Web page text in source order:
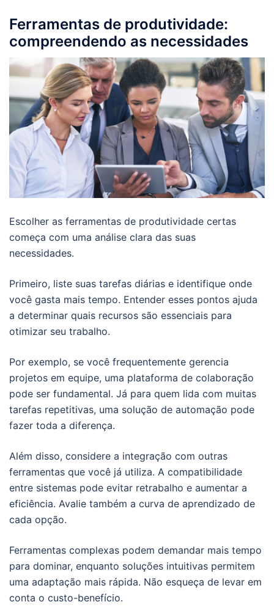
Ferramentas de produtividade:
compreendendo as necessidades
Escolher as ferramentas de produtividade certas
começa com uma análise clara das suas
necessidades.
Primeiro, liste suas tarefas diárias e identifique onde
você gasta mais tempo. Entender esses pontos ajuda
a determinar quais recursos são essenciais para
otimizar seu trabalho.
Por exemplo, se você frequentemente gerencia
projetos em equipe, uma plataforma de colaboração
pode ser fundamental. Já para quem lida com muitas
tarefas repetitivas, uma solução de automação pode
fazer toda a diferença.
Além disso, considere a integração com outras
ferramentas que você já utiliza. A compatibilidade
entre sistemas pode evitar retrabalho e aumentar a
eficiência. Avalie também a curva de aprendizado de
cada opção.
Ferramentas complexas podem demandar mais tempo
para dominar, enquanto soluções intuitivas permitem
uma adaptação mais rápida. Não esqueça de levar em
conta o custo-benefício.